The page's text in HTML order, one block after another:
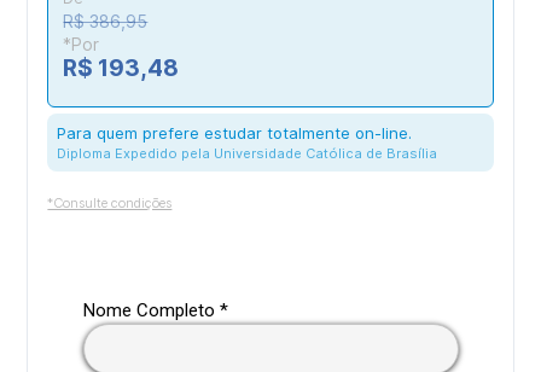
R$ 386,95
*Por
R$ 193,48
Para quem prefere estudar totalmente on-line.
Diploma Expedido pela Universidade Católica de Brasília
*Consulte condições